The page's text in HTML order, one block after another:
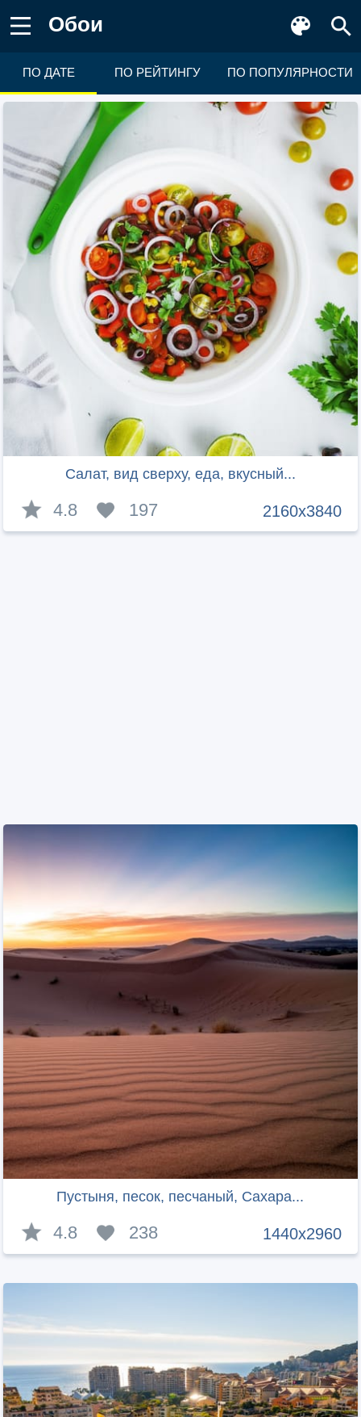
Обои
ПО ДАТЕ ПО РЕЙТИНГУ ПО ПОПУЛЯРНОСТИ
Салат, вид сверху, еда, вкусный...
2160x3840
4.8 197
Пустыня, песок, песчаный, Сахара...
1440x2960
4.8 238